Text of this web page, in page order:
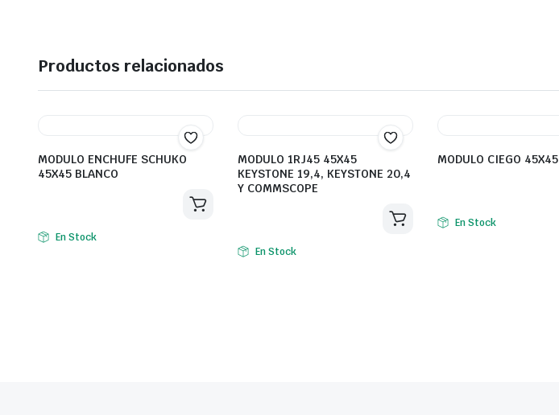
Productos relacionados
MODULO ENCHUFE SCHUKO
45X45 BLANCO
En Stock
MODULO 1RJ45 45X45
KEYSTONE 19,4, KEYSTONE 20,4
Y COMMSCOPE
En Stock
MODULO CIEGO 45X45
En Stock